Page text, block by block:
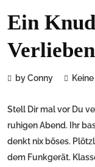
Ein
Verlieben
by Conny
Stell Dir mal vor Du
ruhigen Abend. Ihr
denkt nix böses.
dem Funkgerät.